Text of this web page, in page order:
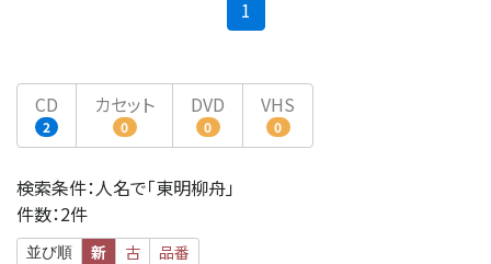
1
CD
2
カセット
0
DVD
0
VHS
0
検索条件：人名で「東明柳舟」
件数：2件
並び順 新 古 品番